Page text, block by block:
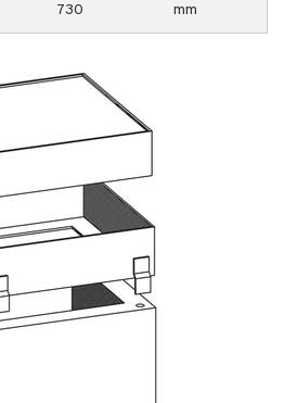
730 mm